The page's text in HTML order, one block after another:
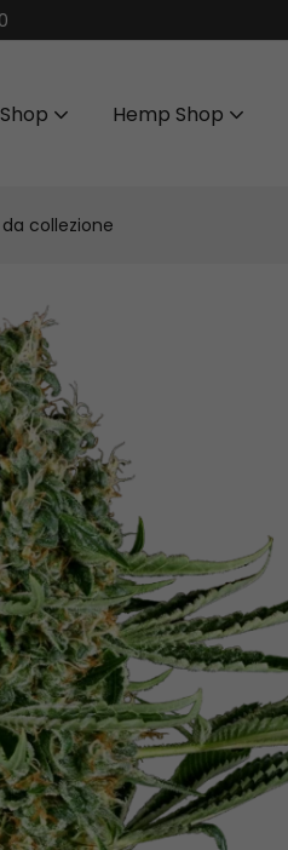
Hemp Shop
collezione